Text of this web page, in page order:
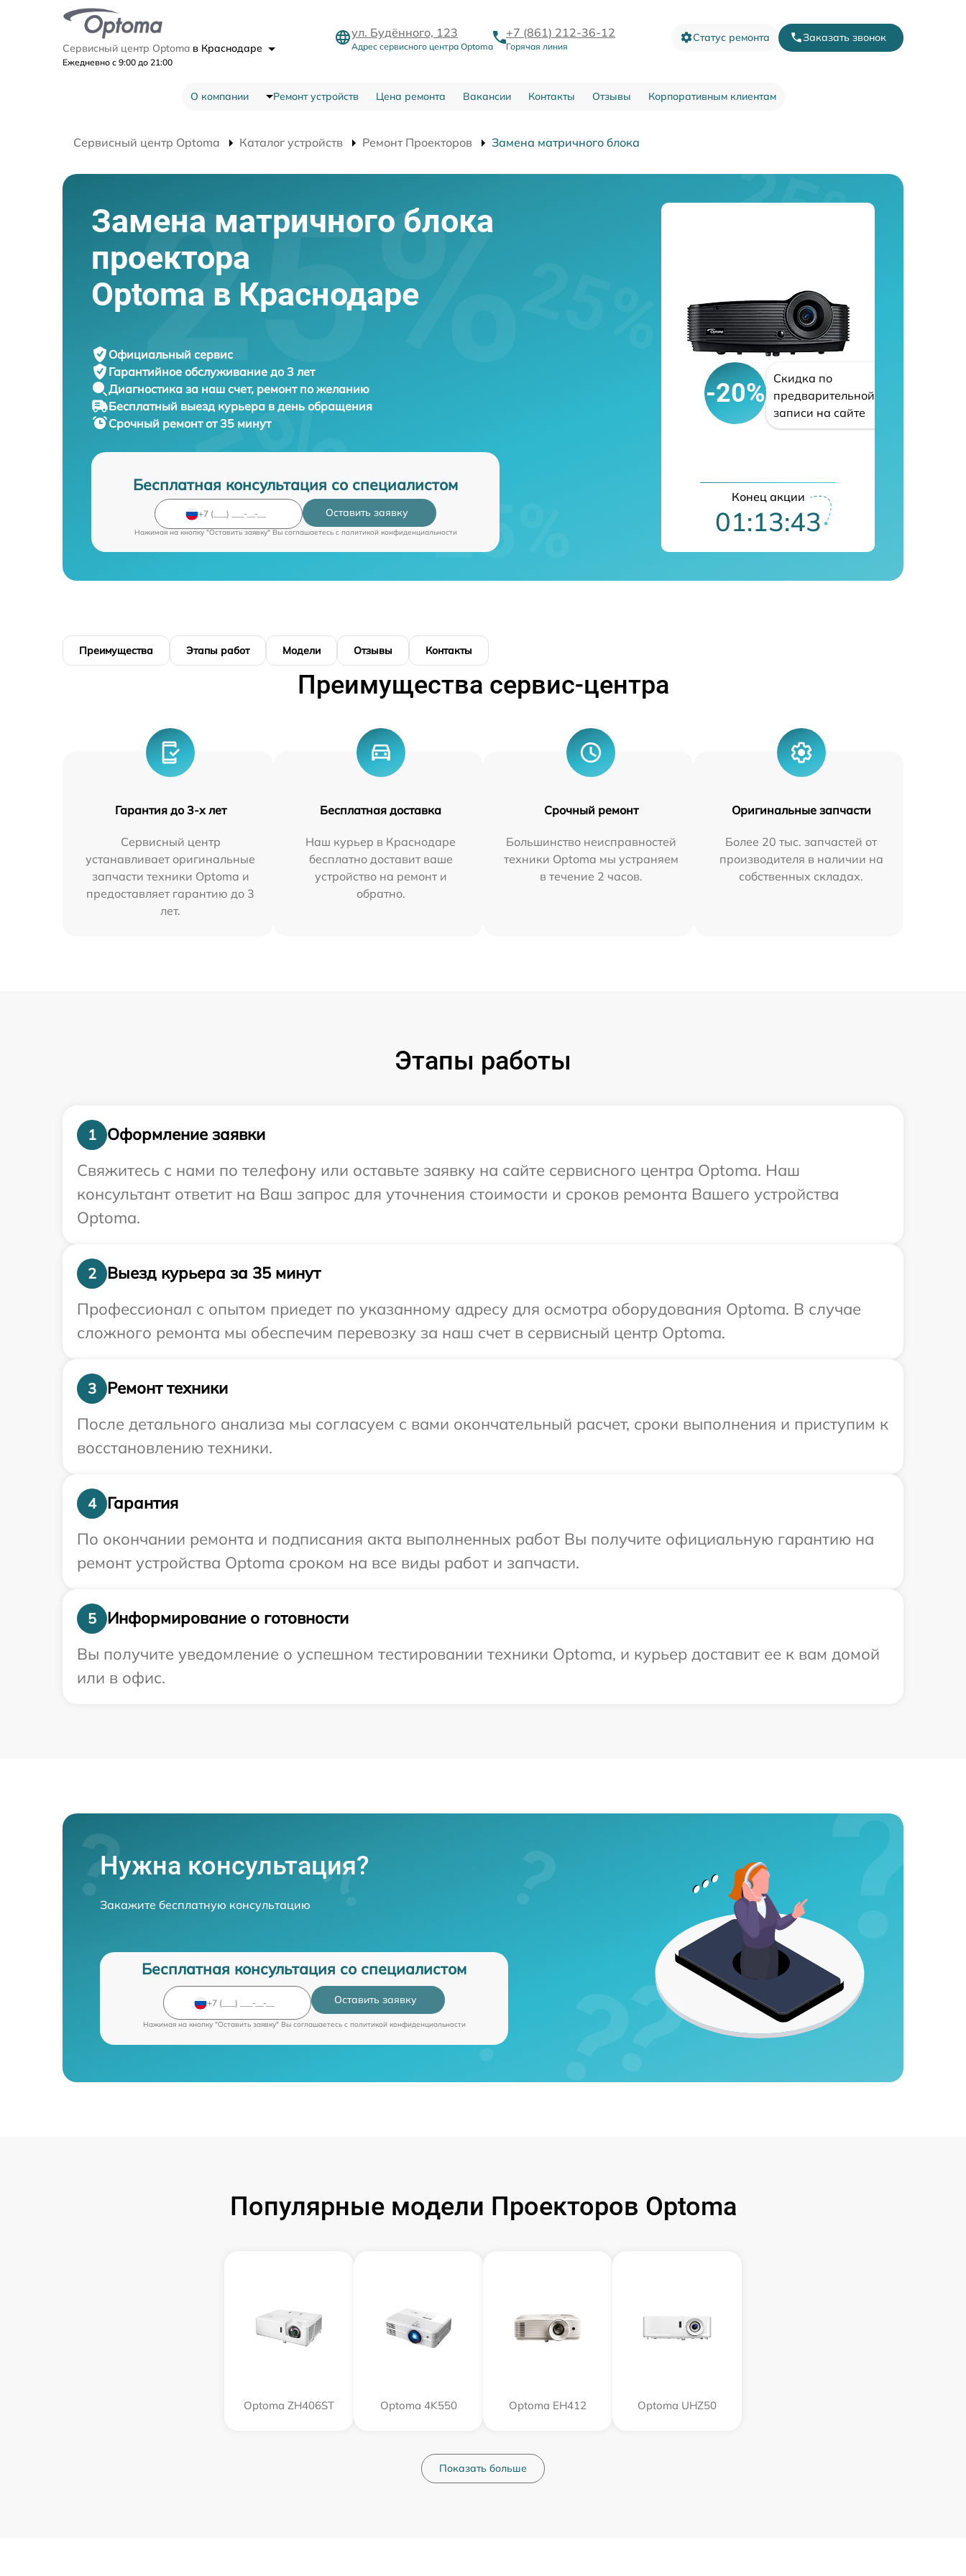
Сервисный центр Optoma в Краснодаре
Ежедневно с 9:00 до 21:00
ул. Будённого, 123
Адрес сервисного центра Optoma
+7 (861) 212-36-12
Горячая линия
Статус ремонта Заказать звонок
О компании Ремонт устройств Цена ремонта Вакансии Контакты Отзывы Корпоративным клиентам
Сервисный центр Optoma Каталог устройств Ремонт Проекторов Замена матричного блока
Замена матричного блока
проектора
Optoma в Краснодаре
Официальный сервис
Гарантийное обслуживание до 3 лет
Диагностика за наш счет, ремонт по желанию
Бесплатный выезд курьера в день обращения
Срочный ремонтот 35 минут
Бесплатная консультация со специалистом
Оставить заявку
Нажимая на кнопку "Оставить заявку" Вы соглашаетесь c политикой конфиденциальности
-20%
Скидка по
предварительной
записи на сайте
Конец акции
01:13:42
Преимущества Этапы работ Модели Отзывы Контакты
Преимущества сервис-центра
Гарантия до 3-х лет
Сервисный центр
устанавливает оригинальные
запчасти техники Optoma и
предоставляет гарантию до 3
лет.
Бесплатная доставка
Наш курьер в Краснодаре
бесплатно доставит ваше
устройство на ремонт и
обратно.
Срочный ремонт
Большинство неисправностей
техники Optoma мы устраняем
в течение 2 часов.
Оригинальные запчасти
Более 20 тыс. запчастей от
производителя в наличии на
собственных складах.
Этапы работы
1
Оформление заявки
Свяжитесь с нами по телефону или оставьте заявку на сайте сервисного центра Optoma. Наш
консультант ответит на Ваш запрос для уточнения стоимости и сроков ремонта Вашего устройства
Optoma.
2
Выезд курьера за 35 минут
Профессионал с опытом приедет по указанному адресу для осмотра оборудования Optoma. В случае
сложного ремонта мы обеспечим перевозку за наш счет в сервисный центр Optoma.
3
Ремонт техники
После детального анализа мы согласуем с вами окончательный расчет, сроки выполнения и приступим к
восстановлению техники.
4
Гарантия
По окончании ремонта и подписания акта выполненных работ Вы получите официальную гарантию на
ремонт устройства Optoma сроком на все виды работ и запчасти.
5
Информирование о готовности
Вы получите уведомление о успешном тестировании техники Optoma, и курьер доставит ее к вам домой
или в офис.
Нужна консультация?
Закажите бесплатную консультацию
Бесплатная консультация со специалистом
Оставить заявку
Нажимая на кнопку "Оставить заявку" Вы соглашаетесь c политикой конфиденциальности
Популярные модели Проекторов Optoma
Optoma ZH406ST Optoma 4K550 Optoma EH412 Optoma UHZ50
Показать больше